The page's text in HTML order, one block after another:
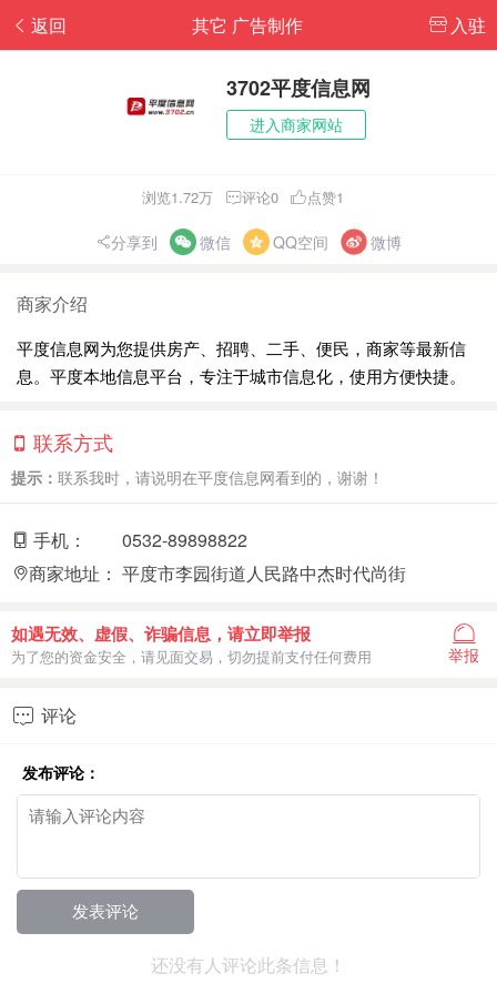
返回 入驻
其它 广告制作
3702平度信息网
进入商家网站
浏览1.72万 评论0 点赞1
分享到 微信 QQ空间 微博
商家介绍
平度信息网为您提供房产、招聘、二手、便民，商家等最新信
息。平度本地信息平台，专注于城市信息化，使用方便快捷。
联系方式
提示： 联系我时，请说明在平度信息网看到的，谢谢！
手机：
0532-89898822
商家地址： 平度市李园街道人民路中杰时代尚街
如遇无效、虚假、诈骗信息，请立即举报
为了您的资金安全，请见面交易，切勿提前支付任何费用 举报
 评论
发布评论：
还没有人评论此条信息！